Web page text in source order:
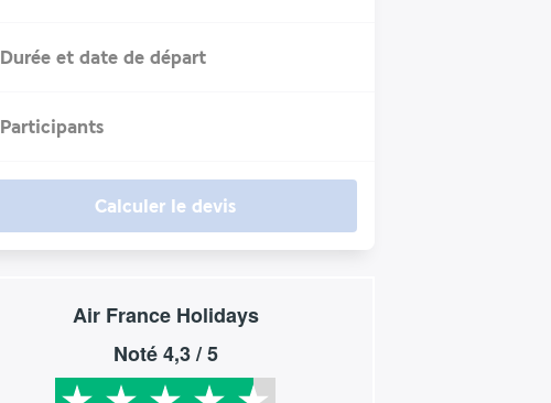
Durée et date de départ
Participants
Calculer le devis
Air France Holidays
Noté4,3/ 5